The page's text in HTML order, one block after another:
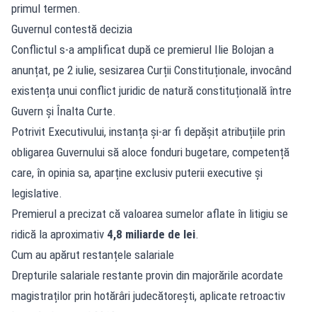
primul termen.
Guvernul contestă decizia
Conflictul s-a amplificat după ce premierul Ilie Bolojan a
anunțat, pe 2 iulie, sesizarea Curții Constituționale, invocând
existența unui conflict juridic de natură constituțională între
Guvern și Înalta Curte.
Potrivit Executivului, instanța și-ar fi depășit atribuțiile prin
obligarea Guvernului să aloce fonduri bugetare, competență
care, în opinia sa, aparține exclusiv puterii executive și
legislative.
Premierul a precizat că valoarea sumelor aflate în litigiu se
ridică la aproximativ 4,8 miliarde de lei.
Cum au apărut restanțele salariale
Drepturile salariale restante provin din majorările acordate
magistraților prin hotărâri judecătorești, aplicate retroactiv